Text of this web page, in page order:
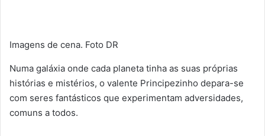
Imagens de cena. Foto DR
Numa galáxia onde cada planeta tinha as suas próprias
histórias e mistérios, o valente Principezinho depara-se
com seres fantásticos que experimentam adversidades,
comuns a todos.